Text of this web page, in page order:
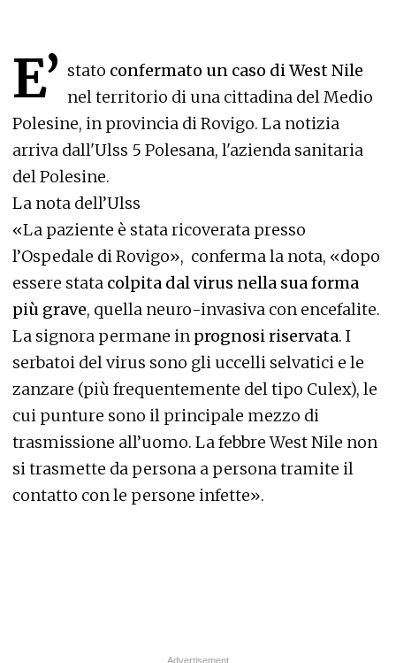
E’ stato confermato un caso di West Nile
nel territorio di una cittadina del Medio
Polesine, in provincia di Rovigo. La notizia
arriva dall'Ulss 5 Polesana, l'azienda sanitaria
del Polesine.
La nota dell’Ulss
«La paziente è stata ricoverata presso
l’Ospedale di Rovigo», conferma la nota, «dopo
essere stata colpita dal virus nella sua forma
più grave, quella neuro-invasiva con encefalite.
La signora permane in prognosi riservata. I
serbatoi del virus sono gli uccelli selvatici e le
zanzare (più frequentemente del tipo Culex), le
cui punture sono il principale mezzo di
trasmissione all’uomo. La febbre West Nile non
si trasmette da persona a persona tramite il
contatto con le persone infette».